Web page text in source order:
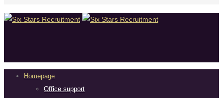
Homepage
Office support